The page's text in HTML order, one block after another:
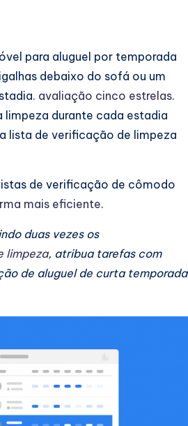
para aluguel por temporada
debaixo do sofá ou um
avaliação cinco estrelas.
durante cada estadia
lista de verificação de limpeza
de verificação de cômodo
mais eficiente.
duas vezes os
limpeza, atribua tarefas com
de aluguel de curta temporada